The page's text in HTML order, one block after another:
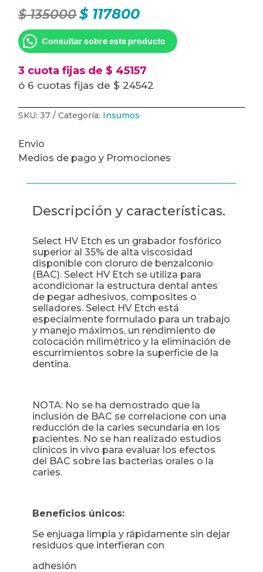
$135000 El
precio
original
era:
$ 135000.
$117800El
actual
es:
$ 117800.
Consultar sobre este producto
3 cuota fijas de $ 45157
ó 6 cuotas fijas de $ 24542
SKU:37 Categoría: Insumos
Envio
Medios de pago y Promociones
Descripción y características.
Select HV Etch es un grabador fosfórico
superior al 35% de alta viscosidad
disponible con cloruro de benzalconio
(BAC). Select HV Etch se utiliza para
acondicionar la estructura dental antes
de pegar adhesivos, composites o
selladores. Select HV Etch está
especialmente formulado para un trabajo
y manejo máximos, un rendimiento de
colocación milimétrico y la eliminación de
escurrimientos sobre la superficie de la
dentina.
NOTA: No se ha demostrado que la
inclusión de BAC se correlacione con una
reducción de la caries secundaria en los
pacientes. No se han realizado estudios
clínicos in vivo para evaluar los efectos
del BAC sobre las bacterias orales o la
caries.
Beneficios únicos:
Se enjuaga limpia y rápidamente sin dejar
residuos que interfieran con
adhesión